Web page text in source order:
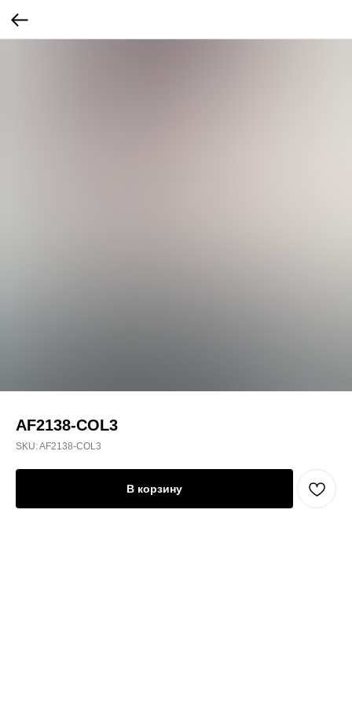
AF2138-COL3
SKU:AF2138-COL3
В корзину